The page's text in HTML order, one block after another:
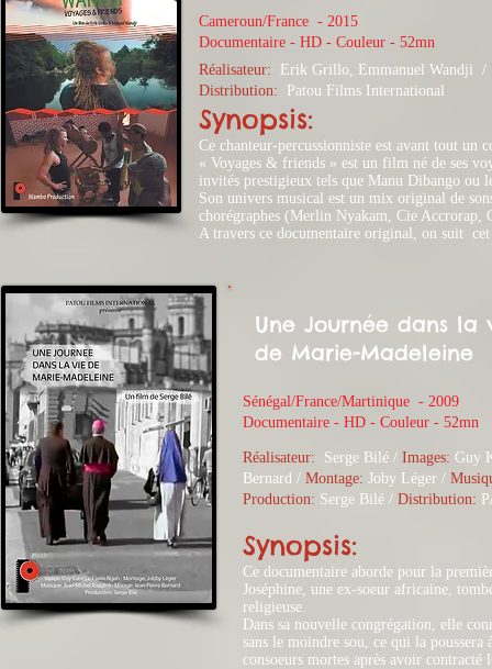
Cameroun/France - 2015
​Documentaire - HD - Couleur - 52mn
Réalisateur:
Erik Grillo, Emmanuel Wandji /
Distribution:
Patou Films International
Synopsis:
Ce chanteur-percussionniste est avant tout un
« Voyages & friends » est un film né de ses
invités prestigieux tels que Manu Dibango ou
Son univers musical est un mix original de
chorégraphes (Merlin Nyakam, Cie Accrorap,
A travers ce documentaire original, on suit cet
Une Journée dans la
de Marie-Madeleine
Sénégal/France/Martinique - 2009
​Documentaire - HD - Couleur - 52mn
Réalisateur: Serge Bilé / Images: Guy
Bernard / Montage: Joby Léger /
Production: Serge Bilé / Distribution:
Synopsis:
Ce documentaire aborde pour la
Joséphine, une ex-soeur africaine,
religieuse.
Dans sa nouvelle congrégation, elle
sans le moindre sou, ce qui la
consoeurs mortes après avoir contracté